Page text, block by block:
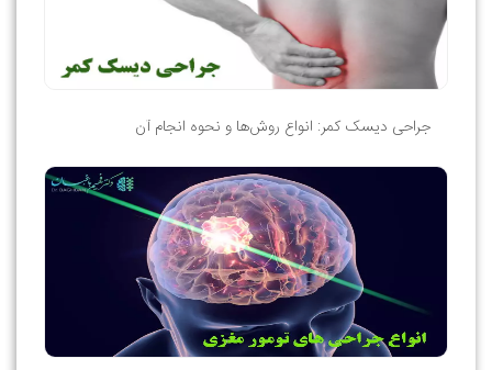
جراحی دیسک کمر: انواع روش‌ها و نحوه انجام آن